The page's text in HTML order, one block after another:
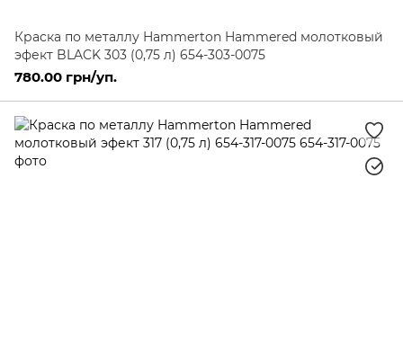
Краска по металлу Hammerton Hammered молотковый
эфект BLACK 303 (0,75 л) 654-303-0075
780.00 грн/уп.